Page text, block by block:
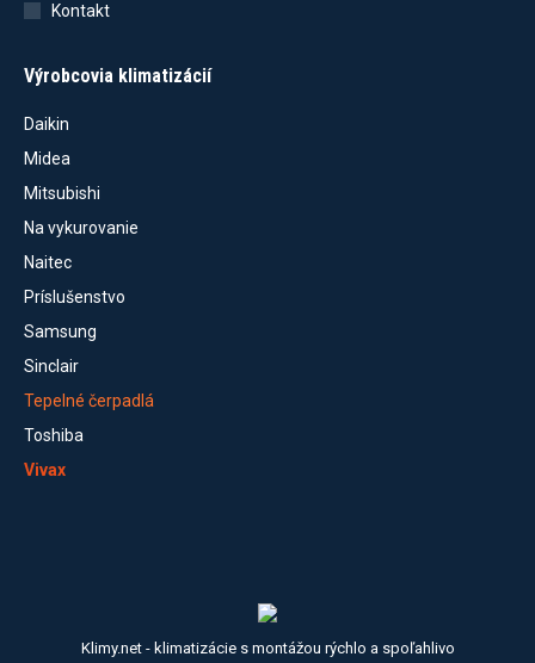
Kontakt
Výrobcovia klimatizácií
Daikin
Midea
Mitsubishi
Na vykurovanie
Naitec
Príslušenstvo
Samsung
Sinclair
Tepelné čerpadlá
Toshiba
Vivax
Klimy.net - klimatizácie s montážou rýchlo a spoľahlivo